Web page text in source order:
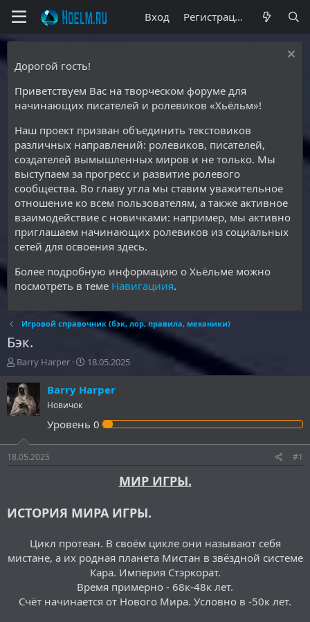
Вход Регистрация
Дорогой гость!
Приветствуем Вас на творческом форуме для
начинающих писателей и ролевиков «Хьёльм»!
Наш проект призван объединить текстовиков
различных направлений: ролевиков, писателей,
создателей вымышленных миров и не только. Мы
выступаем за прогресс и развитие ролевого
сообщества. Во главу угла мы ставим уважительное
отношение ко всем пользователям, а также активное
взаимодействие с новичками: например, мы активно
приглашаем начинающих ролевиков из социальных
сетей для освоения здесь.
Более подробную информацию о Хьёльме можно
посмотреть в теме Навигациия.
Игровой справочник (бэк, лор, правила, механики)
Бэк.
А
т
о
р
м
ы
Barry Harper
Д
т
а
а
18.05.2025
Barry Harper
Новичок
Уровень 0
18.05.2025 #1
МИР ИГРЫ.
ИСТОРИЯ МИРА ИГРЫ.
Цикл протеан. В своём цикле они называют себя
мистане, а их родная планета Мистан в звёздной системе
Кара. Империя Стэркорат.
Время примерно - 68к-48к лет.
Счёт начинается от Нового Мира. Условно в -50к лет.​